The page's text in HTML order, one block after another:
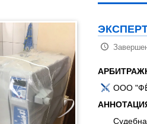
ООО